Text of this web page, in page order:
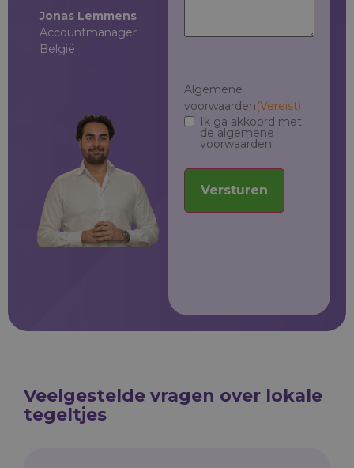
Jonas Lemmens
Accountmanager
België
Algemene
voorwaarden(Vereist)
Ik ga akkoord met
de algemene
voorwaarden
Versturen
Veelgestelde vragen over lokale
tegeltjes